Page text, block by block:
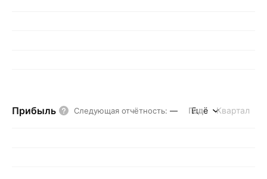
Прибыль Следующая отчётность: — Год Квартал
Ещё